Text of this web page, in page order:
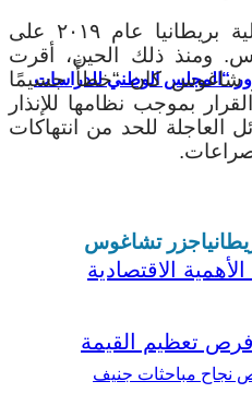
“المجلس الوطني للدراسات
وحثت محكمة العدل الدولية بريطانيا عام ٢٠١٩ على
ومنذ ذلك الحين، أقرت
شاغوس كان “خطأً جسيمًا
بموجب نظامها للإنذار
العاجلة للحد من انتهاكات
صراعات.
جزر تشاغوس